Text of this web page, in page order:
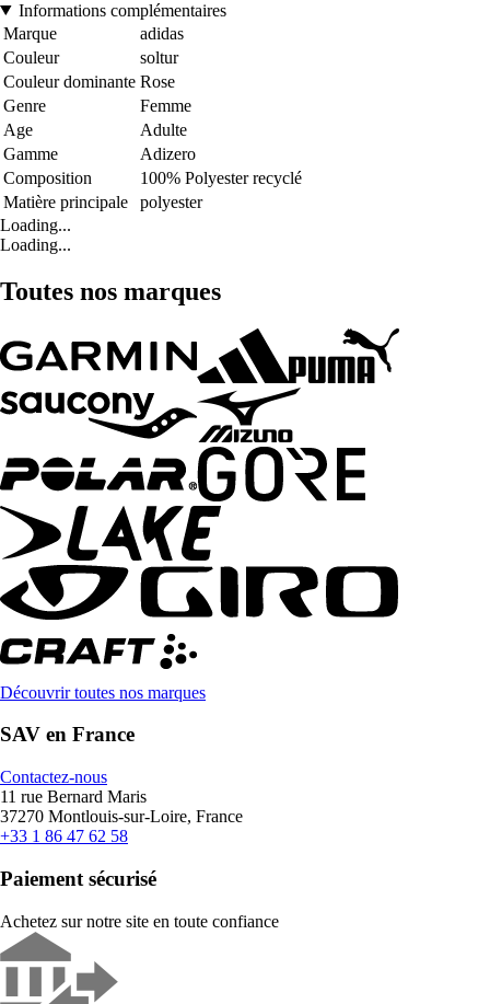
Informations complémentaires
Marque
adidas
Couleur
soltur
Couleur dominante Rose
Genre
Femme
Age
Adulte
Gamme
Adizero
Composition
100% Polyester recyclé
Matière principale
polyester
Loading...
Loading...
Toutes nos marques
Découvrir toutes nos marques
SAV en France
Contactez-nous
11 rue Bernard Maris
37270 Montlouis-sur-Loire, France
+33 1 86 47 62 58
Paiement sécurisé
Achetez sur notre site en toute confiance